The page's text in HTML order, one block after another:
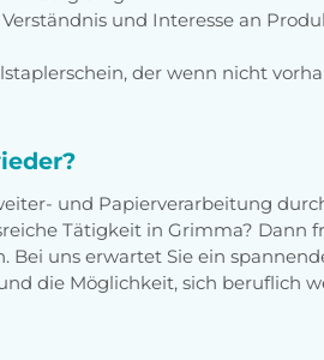
und Interesse an
der wenn nicht
und Papierverarbeitung
Tätigkeit in Grimma? Dann
Bei uns erwartet Sie ein
die Möglichkeit, sich beruflich